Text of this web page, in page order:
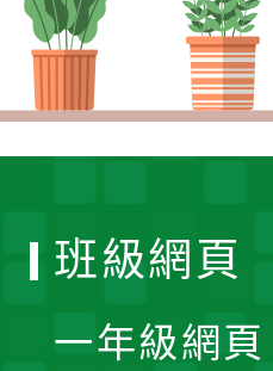
班級網頁
一年級網頁